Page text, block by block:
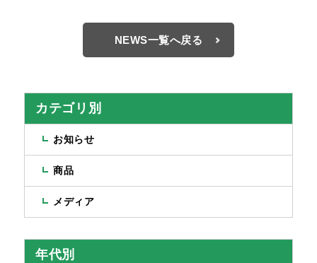
NEWS一覧へ戻る
カテゴリ別
お知らせ
商品
メディア
年代別